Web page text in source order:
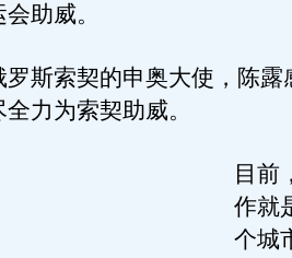
助威。
索契的申奥大使，陈露
力为索契助威。
目前
作就
个城